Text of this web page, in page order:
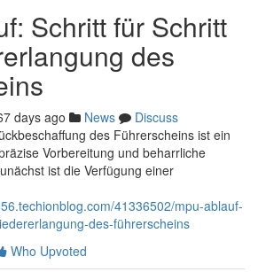
Schritt für Schritt
des
days ago News
Discuss
des Führerscheins ist ein
Vorbereitung und beharrliche
ist die Verfügung einer
41336502/mpu-ablauf-
des-führerscheins
Who Upvoted